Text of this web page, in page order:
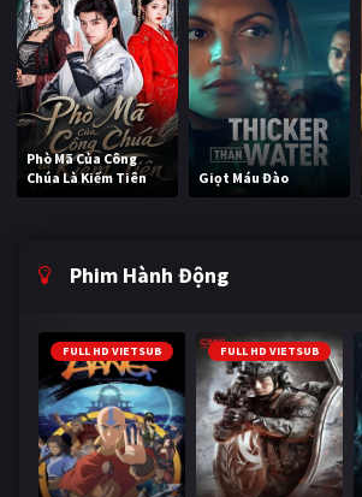
Phò Mã Của Công
Chúa Là Kiếm Tiên
Giọt Máu Đào
Phim Hành Động
FULL HD VIETSUB FULL HD VIETSUB